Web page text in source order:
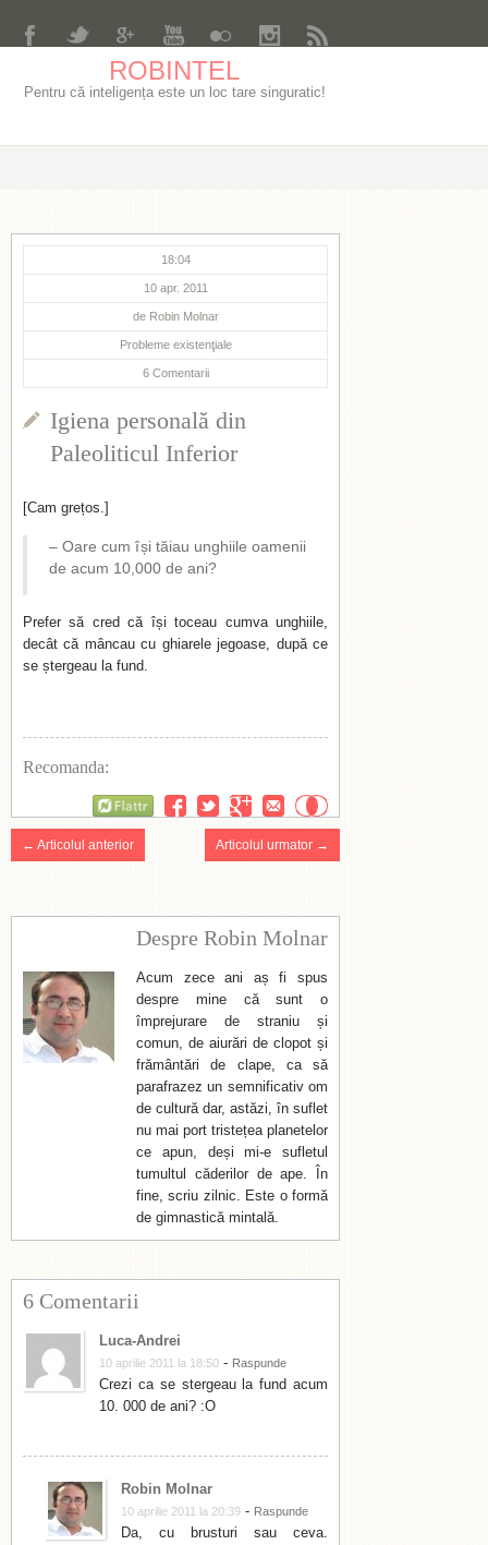
ROBINTEL
Pentru că inteligența este un loc tare singuratic!
18:04
10 apr. 2011
de Robin Molnar
Probleme existenţiale
6 Comentarii
Igiena personală din
Paleoliticul Inferior
[Cam grețos.]
– Oare cum își tăiau unghiile oamenii
de acum 10,000 de ani?
Prefer să cred că își toceau cumva unghiile,
decât că mâncau cu ghiarele jegoase, după ce
se ștergeau la fund.
Recomanda:
← Articolul anterior Articolul urmator →
Despre Robin Molnar
Acum zece ani aș fi spus
despre mine că sunt o
împrejurare de straniu și
comun, de aiurări de clopot și
frământări de clape, ca să
parafrazez un semnificativ om
de cultură dar, astăzi, în suflet
nu mai port tristețea planetelor
ce apun, deși mi-e sufletul
tumultul căderilor de ape. În
fine, scriu zilnic. Este o formă
de gimnastică mintală.
6 Comentarii
Luca-Andrei
10 aprilie 2011 la 18:50 - Raspunde
Crezi ca se stergeau la fund acum
10. 000 de ani? :O
Robin Molnar
10 aprilie 2011 la 20:39 - Raspunde
Da, cu brusturi sau ceva.